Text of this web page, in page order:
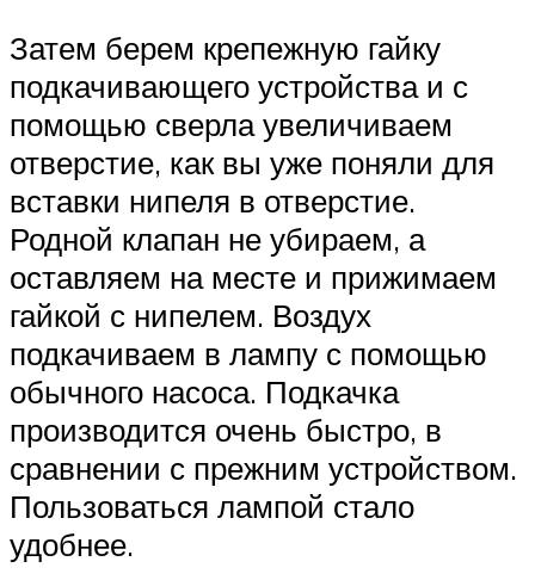
Затем берем крепежную гайку
подкачивающего устройства и с
помощью сверла увеличиваем
отверстие, как вы уже поняли для
вставки нипеля в отверстие.
Родной клапан не убираем, а
оставляем на месте и прижимаем
гайкой с нипелем. Воздух
подкачиваем в лампу с помощью
обычного насоса. Подкачка
производится очень быстро, в
сравнении с прежним устройством.
Пользоваться лампой стало
удобнее.